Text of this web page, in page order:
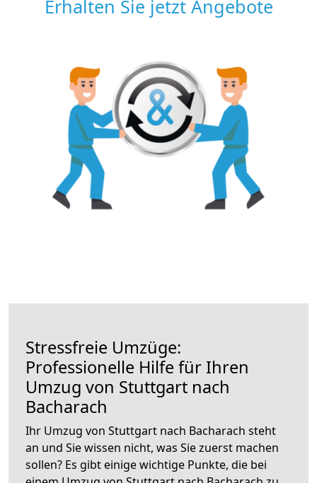
Erhalten Sie jetzt Angebote
Stressfreie Umzüge:
Professionelle Hilfe für Ihren
Umzug von Stuttgart nach
Bacharach
Ihr Umzug von Stuttgart nach Bacharach steht
an und Sie wissen nicht, was Sie zuerst machen
sollen? Es gibt einige wichtige Punkte, die bei